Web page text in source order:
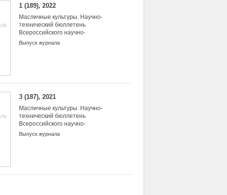
1 (189), 2022
Масличные культуры. Научно-
технический бюллетень
Всероссийского научно-
исследовательского института
Выпуск журнала
3 (187), 2021
Масличные культуры. Научно-
технический бюллетень
Всероссийского научно-
исследовательского института
Выпуск журнала